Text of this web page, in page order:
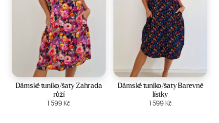
Velikost:44-50
Dámské tuniko/šaty Zahrada
růží
1 599Kč
Zobrazit produkt
Velikost:44-50
Dámské tuniko/šaty Barevné
lístky
1 599Kč
Zobrazit produkt